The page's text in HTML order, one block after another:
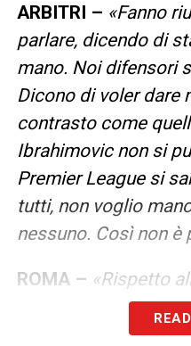
ARBITRI – «Fanno
parlare, dicendo di
mano. Noi difensori
Dicono di voler dare
contrasto come
Ibrahimovic non si
Premier League si
tutti, non voglio
nessuno. Così non è
ROMA – «Rispetto
consapevoli,
Abbiamo